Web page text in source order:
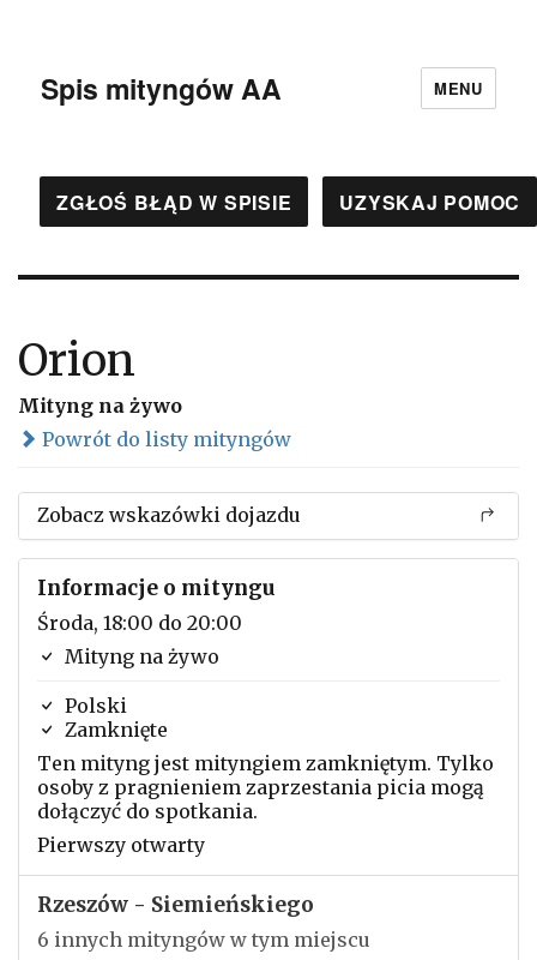
Spis mityngów AA MENU
ZGŁOŚ BŁĄD W SPISIE UZYSKAJ POMOC
Orion
Mityng na żywo
Powrót do listy mityngów
Zobacz wskazówki dojazdu
Informacje o mityngu
Środa, 18:00 do 20:00
Mityng na żywo
Polski
Zamknięte
Ten mityng jest mityngiem zamkniętym. Tylko
osoby z pragnieniem zaprzestania picia mogą
dołączyć do spotkania.
Pierwszy otwarty
Rzeszów - Siemieńskiego
6 innych mityngów w tym miejscu